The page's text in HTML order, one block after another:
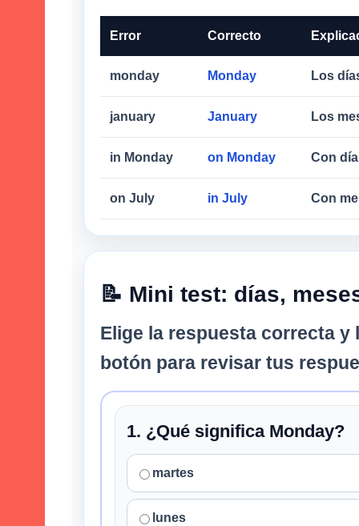
Error Correcto
monday Monday Los
january January Los
in Monday on Monday Con
on July in July Con
📝 Mini test: días,
Elige la respuesta correcta y
botón para revisar tus
1. ¿Qué significa Monday?
martes
lunes